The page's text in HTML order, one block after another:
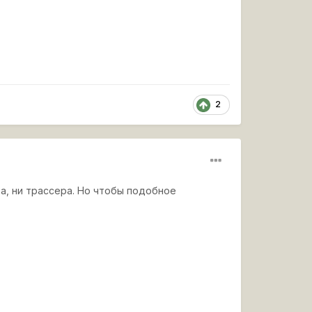
2
ни трассера. Но чтобы подобное